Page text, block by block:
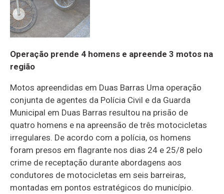
Operação prende 4 homens e apreende 3 motos na
região
Motos apreendidas em Duas Barras Uma operação
conjunta de agentes da Polícia Civil e da Guarda
Municipal em Duas Barras resultou na prisão de
quatro homens e na apreensão de três motocicletas
irregulares. De acordo com a polícia, os homens
foram presos em flagrante nos dias 24 e 25/8 pelo
crime de receptação durante abordagens aos
condutores de motocicletas em seis barreiras,
montadas em pontos estratégicos do município.